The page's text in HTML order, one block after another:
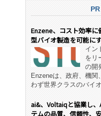
Enzene、コスト効率
型バイオ製造を可能に
ト「NeX™」 をリリース
イン
をリ
の開
Enzeneは、政府、機関
わず世界クラスのバイ
デル「NeX™」の立ち
あるEnzeneX®
ai&、Voltaiqと協業し
テムの品質、信頼性、